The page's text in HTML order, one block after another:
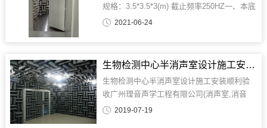
规格：3.5*3.5*3(m) 截止频率250HZ一、本底
噪声实测结果检测报告1、周围无异常干扰，
室内抽风及空调开启，室...
2021-06-24
生物检测中心半消声室设计施工安装顺利验收
生物检测中心半消声室设计施工安装顺利验
收广州理音声学工程有限公司(消声室,消音
室,半消声室,混响室,声学实验室,静音室,防音
2019-07-19